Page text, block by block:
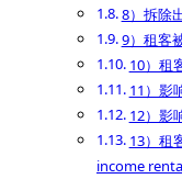
8）拆除
9）租客
10）租
11）影
12）影
13）租
income